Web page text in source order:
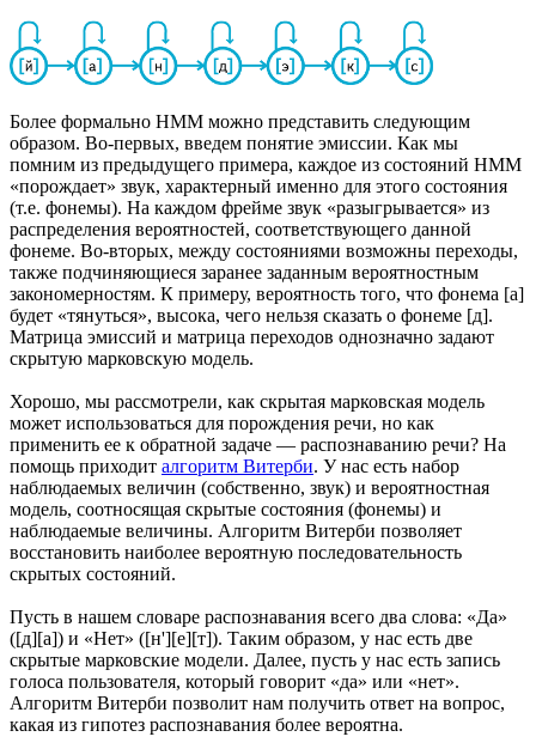
Более формально HMM можно представить следующим
образом. Во-первых, введем понятие эмиссии. Как мы
помним из предыдущего примера, каждое из состояний HMM
«порождает» звук, характерный именно для этого состояния
(т.е. фонемы). На каждом фрейме звук «разыгрывается» из
распределения вероятностей, соответствующего данной
фонеме. Во-вторых, между состояниями возможны переходы,
также подчиняющиеся заранее заданным вероятностным
закономерностям. К примеру, вероятность того, что фонема [а]
будет «тянуться», высока, чего нельзя сказать о фонеме [д].
Матрица эмиссий и матрица переходов однозначно задают
скрытую марковскую модель.
Хорошо, мы рассмотрели, как скрытая марковская модель
может использоваться для порождения речи, но как
применить ее к обратной задаче — распознаванию речи? На
помощь приходит алгоритм Витерби. У нас есть набор
наблюдаемых величин (собственно, звук) и вероятностная
модель, соотносящая скрытые состояния (фонемы) и
наблюдаемые величины. Алгоритм Витерби позволяет
восстановить наиболее вероятную последовательность
скрытых состояний.
Пусть в нашем словаре распознавания всего два слова: «Да»
([д][а]) и «Нет» ([н'][е][т]). Таким образом, у нас есть две
скрытые марковские модели. Далее, пусть у нас есть запись
голоса пользователя, который говорит «да» или «нет».
Алгоритм Витерби позволит нам получить ответ на вопрос,
какая из гипотез распознавания более вероятна.